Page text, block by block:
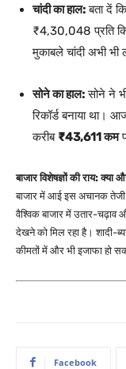
चांदी का हाल:बता दें
₹4,30,048 प्रति
मुकाबले चांदी अभी
सोने का हाल:सोने ने
रिकॉर्ड बनाया था।
करीब ₹43,611 कम
बाजार विशेषज्ञों की राय: क्या
बाजार में आई इस अचानक तेजी
वैश्विक बाजार में उतार-चढ़ाव
देखने को मिल रहा है। शादी-
कीमतों में और भी इजाफा हो
Facebook